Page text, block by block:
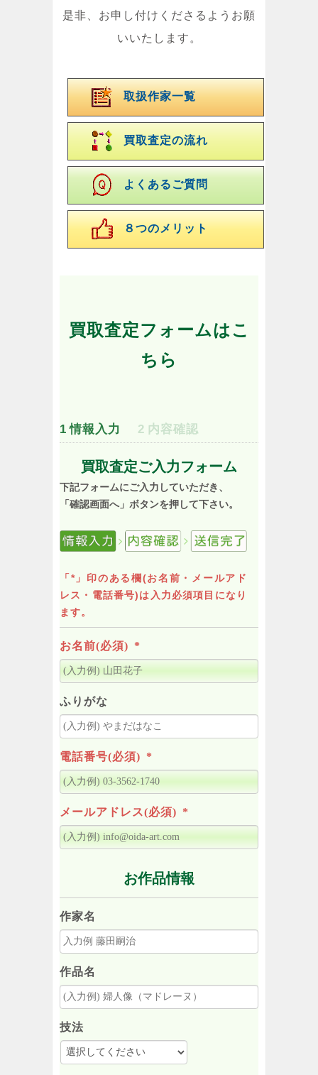
是非、お申し付けくださるようお願
いいたします。
取扱作家一覧
買取査定の流れ
よくあるご質問
８つのメリット
買取査定フォームはこ
ちら
1 情報入力 2 内容確認
買取査定ご入力フォーム
下記フォームにご入力していただき、
「確認画面へ」ボタンを押して下さい。
「*」印のある欄(お名前・メールアド
レス・電話番号)は入力必須項目になり
ます。
お名前(必須) *
ふりがな
電話番号(必須) *
メールアドレス(必須) *
お作品情報
作家名
作品名
技法